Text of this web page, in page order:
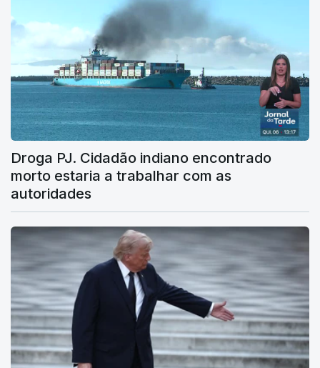
Droga PJ. Cidadão indiano encontrado
morto estaria a trabalhar com as
autoridades